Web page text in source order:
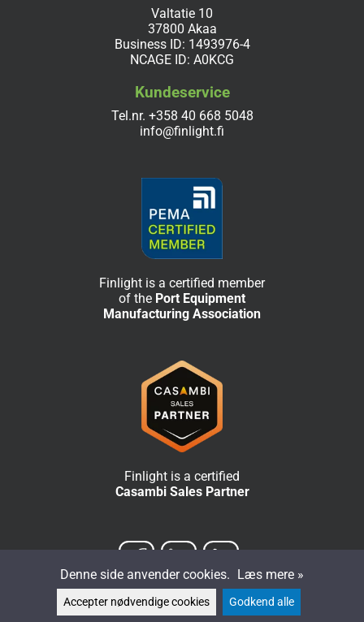
Valtatie 10
37800 Akaa
Business ID: 1493976-4
NCAGE ID: A0KCG
Kundeservice
Tel.nr. +358 40 668 5048
info@finlight.fi
Finlight is a certified member
of the Port Equipment
Manufacturing Association
Finlight is a certified
Casambi Sales Partner
Denne side anvender cookies. Læs mere »
Accepter nødvendige cookies Godkend alle